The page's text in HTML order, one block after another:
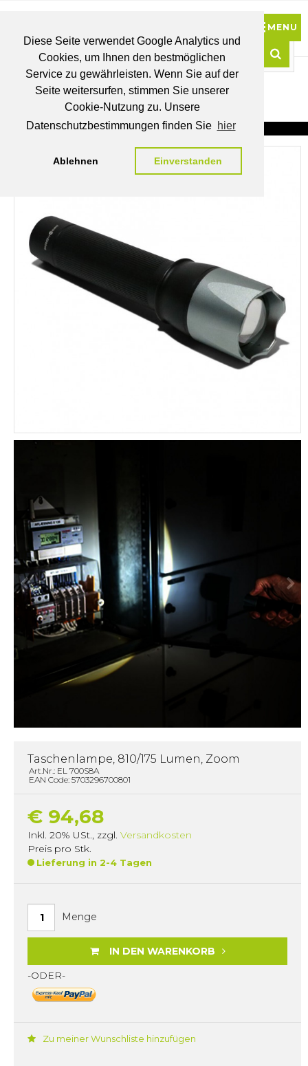
Diese Seite verwendet Google Analytics und
Cookies, um Ihnen den bestmöglichen
Service zu gewährleisten. Wenn Sie auf der
Seite weitersurfen, stimmen Sie unserer
Cookie-Nutzung zu. Unsere
Datenschutzbestimmungen finden Sie hier
Ablehnen Einverstanden
BRUTTO
PREISE
MEIN
WUNSCHLISTE
Taschenlampe, 810/175 Lumen, Zoom
Art.Nr.: EL 700S8A
EAN Code: 5703296700801
€ 94,68
Inkl. 20% USt., zzgl. Versandkosten
Preis pro Stk.
Lieferung in 2-4 Tagen
Menge
IN DEN WARENKORB
-ODER-
Zu meiner Wunschliste hinzufügen